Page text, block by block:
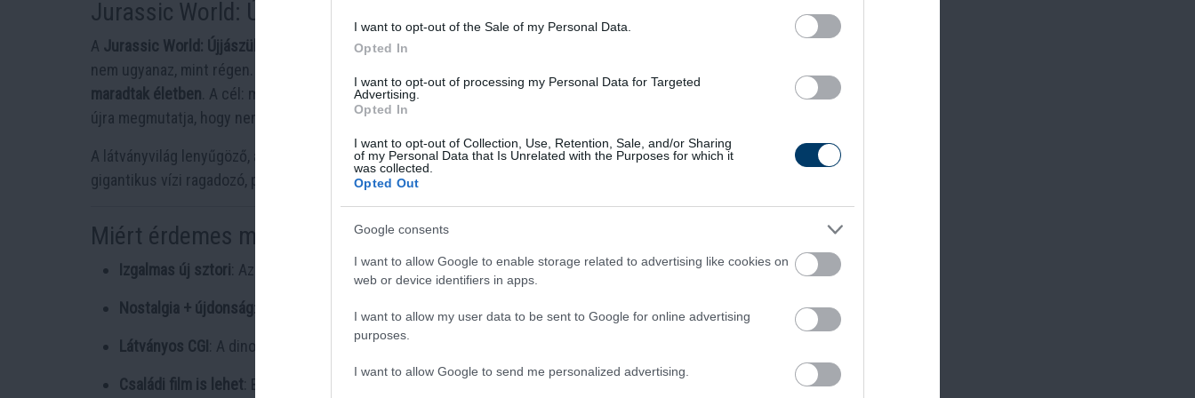
I want to opt-out of the Sale of my Personal Data.
Opted In
I want to opt-out of processing my Personal Data for Targeted
Advertising.
Opted In
I want to opt-out of Collection, Use, Retention, Sale, and/or Sharing
of my Personal Data that Is Unrelated with the Purposes for which it
was collected.
Opted Out
Google consents
I want to allow Google to enable storage related to advertising like cookies on
web or device identifiers in apps.
I want to allow my user data to be sent to Google for online advertising
purposes.
I want to allow Google to send me personalized advertising.
Jurassic World: Újjászületés – mit ígér az új film?
A Jurassic World: Újjászületés (eredeti címén: Jurassic World: New Era
nem ugyanaz, mint régen. Az előzetes alapján a főszereplők új szigetre utaznak, ahol
maradtak életben . A cél: megszerezni dinoszaurusz-DNS-t, amely kulcs lehet az emberiség jövőjéhez. Ám a természet
újra megmutatja, hogy nem lehet irányítani – a túlélés ismét az ösztönökön és az összefogáson múlik.
A látványvilág lenyűgöző, a zene drámai, és a klasszikus szereplők dinamikája is visszaköszön. Amosaszaurusz
gigantikus vízi ragadozó, például újra feltűnik – és most is félelmetesebb, mint valaha.
Miért érdemes megnézni?
Izgalmas új sztori : Az emberiség és a természet párharca új dimenzióba lép.
Nostalgia + újdonság : Visszaköszön a régi világ hangulata, de friss karakterekkel és modern mondanivalóval.
Látványos CGI : A dinoszauruszok minden eddiginél élethűbbek és félelmetesebbek.
Családi film is lehet : Bár sok akciót tartalmaz, a Jurassic-filmek mindig üzennek is – tudomány, etika, túlélés.